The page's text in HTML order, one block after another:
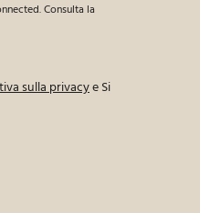
Consulta la
sulla privacye Si